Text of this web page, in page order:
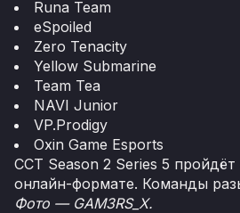
Runa Team
eSpoiled
Zero Tenacity
Yellow Submarine
Team Tea
NAVI Junior
VP.Prodigy
Oxin Game Esports
CCT Season 2 Series 5
онлайн-формате. Команды
Фото — GAM3RS_X.